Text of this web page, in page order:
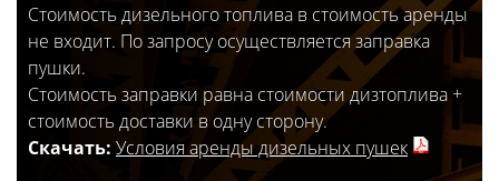
Стоимость дизельного топлива в стоимость аренды
не входит. По запросу осуществляется заправка
пушки.
Стоимость заправки равна стоимости дизтоплива +
стоимость доставки в одну сторону.
Скачать: Условия аренды дизельных пушек